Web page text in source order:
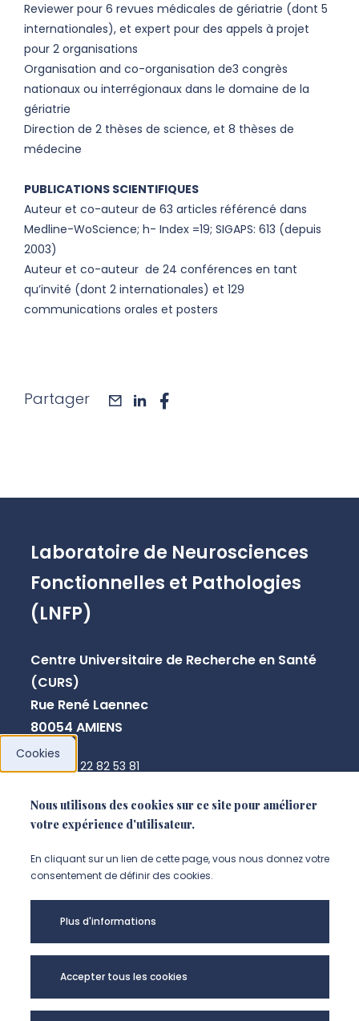
Reviewer pour 6 revues médicales de gériatrie (dont 5
internationales), et expert pour des appels à projet
pour 2 organisations
Organisation and co-organisation de3 congrès
nationaux ou interrégionaux dans le domaine de la
gériatrie
Direction de 2 thèses de science, et 8 thèses de
médecine
PUBLICATIONS SCIENTIFIQUES
Auteur et co-auteur de 63 articles référencé dans
Medline-WoScience; h- Index =19; SIGAPS: 613 (depuis
2003)
Auteur et co-auteur de 24 conférences en tant
qu’invité (dont 2 internationales) et 129
communications orales et posters
Partager maillinkedin
Laboratoire de Neurosciences
Fonctionnelles et Pathologies
(LNFP)
Centre Universitaire de Recherche en Santé
(CURS)
Rue René Laennec
80054 AMIENS
+33 3 22 82 53 81
NOUS CONTACTER
Cookies
Nous utilisons des cookies sur ce site pour améliorer
votre expérience d'utilisateur.
En cliquant sur un lien de cette page, vous nous donnez votre
consentement de définir des cookies.
Plus d'informations
Accepter tous les cookies